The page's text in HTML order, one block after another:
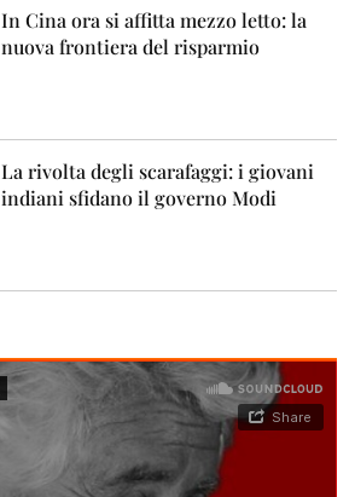
In Cina ora si affitta mezzo letto: la
nuova frontiera del risparmio
La rivolta degli scarafaggi: i giovani
indiani sfidano il governo Modi